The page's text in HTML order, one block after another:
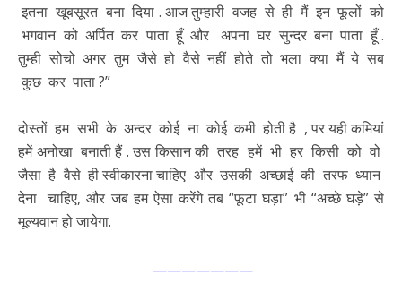
इतना खूबसूरत बना दिया . आज तुम्हारी वजह से ही मैं इन फूलों को
भगवान को अर्पित कर पाता हूँ और अपना घर सुन्दर बना पाता हूँ .
तुम्ही सोचो अगर तुम जैसे हो वैसे नहीं होते तो भला क्या मैं ये सब
कुछ कर पाता ?”
दोस्तों हम सभी के अन्दर कोई ना कोई कमी होती है , पर यही कमियां
हमें अनोखा बनाती हैं . उस किसान की तरह हमें भी हर किसी को वो
जैसा है वैसे ही स्वीकारना चाहिए और उसकी अच्छाई की तरफ ध्यान
देना चाहिए, और जब हम ऐसा करेंगे तब “फूटा घड़ा” भी “अच्छे घड़े” से
मूल्यवान हो जायेगा.
———————